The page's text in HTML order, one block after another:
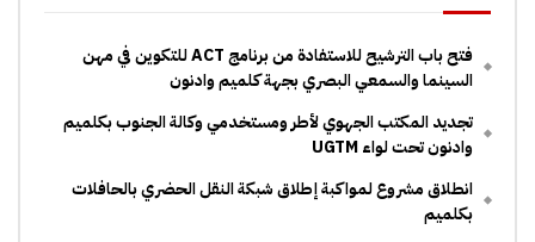
فتح باب الترشيح للاستفادة من برنامج ACT للتكوين في مهن
السينما والسمعي البصري بجهة كلميم وادنون
تجديد المكتب الجهوي لأطر ومستخدمي وكالة الجنوب بكلميم
وادنون تحت لواء UGTM
انطلاق مشروع لمواكبة إطلاق شبكة النقل الحضري بالحافلات
بكلميم